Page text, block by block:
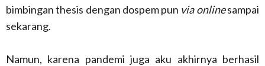
bimbingan thesis dengan dospem pun via onlinesampai
sekarang.
Namun, karena pandemi juga aku akhirnya berhasil